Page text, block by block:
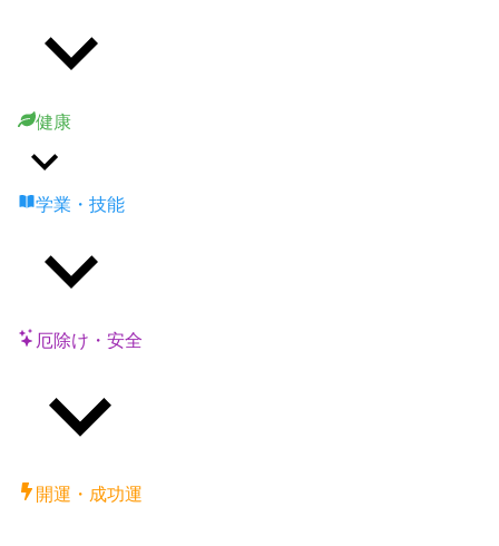
健康
学業・技能
厄除け・安全
開運・成功運